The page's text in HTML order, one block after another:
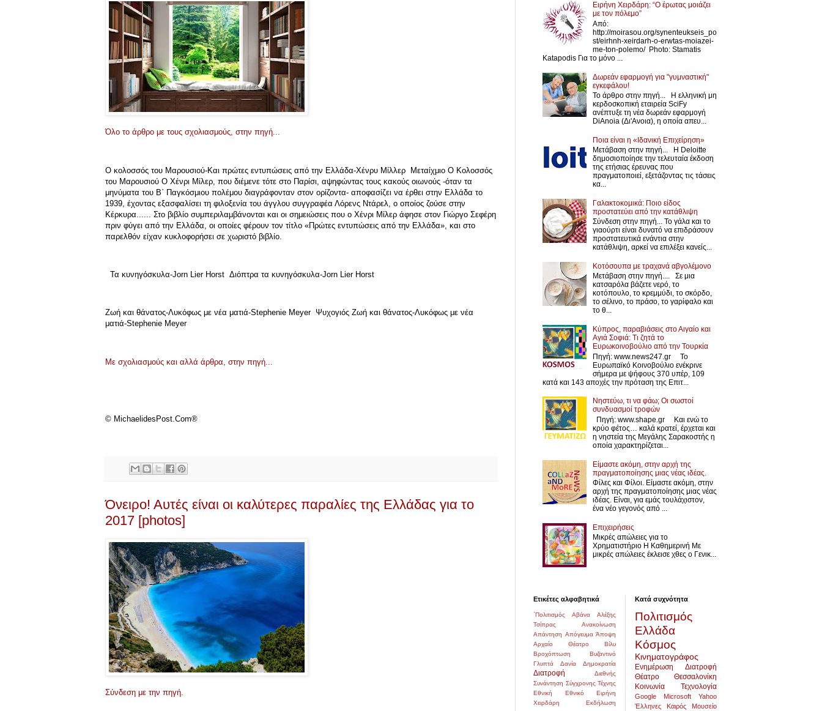
Όλο το άρθρο με τους σχολιασμούς, στην πηγή...
Ο κολοσσός του Mαρουσιού-Και πρώτες εντυπώσεις από την Ελλάδα-Χένρυ Μίλλερ Μεταίχμιο Ο Κολοσσός
του Μαρουσιού Ο Χένρι Μίλερ, που διέμενε τότε στο Παρίσι, αψηφώντας τους κακούς οιωνούς -όταν τα
μηνύματα του Β΄ Παγκόσμιου πολέμου διαγράφονταν στον ορίζοντα- αποφασίζει να έρθει στην Ελλάδα το
1939, έχοντας εξασφαλίσει τη φιλοξενία του άγγλου συγγραφέα Λόρενς Ντάρελ, ο οποίος ζούσε στην
Κέρκυρα...... Στο βιβλίο συμπεριλαμβάνονται και οι σημειώσεις που ο Χένρι Μίλερ άφησε στον Γιώργο Σεφέρη
πριν φύγει από την Ελλάδα, οι οποίες φέρουν τον τίτλο «Πρώτες εντυπώσεις από την Ελλάδα», και στο
παρελθόν είχαν κυκλοφορήσει σε χωριστό βιβλίο.
Τα κυνηγόσκυλα-Jorn Lier Horst Διόπτρα τα κυνηγόσκυλα-Jorn Lier Horst
Ζωή και θάνατος-Λυκόφως με νέα ματιά-Stephenie Meyer Ψυχογιός Ζωή και θάνατος-Λυκόφως με νέα
ματιά-Stephenie Meyer
Με σχολιασμούς και αλλά άρθρα, στην πηγή...
© MichaelidesPost.Com®
Όνειρο! Αυτές είναι οι καλύτερες παραλίες της Ελλάδας για το
2017 [photos]
Σύνδεση με την πηγή.
Ειρήνη Χειρδάρη: “Ο έρωτας μοιάζει
με τον πόλεμο”
Από:
http://moirasou.org/synenteukseis_po
st/eirhnh-xeirdarh-o-erwtas-moiazei-
me-ton-polemo/ Photo: Stamatis
Katapodis Για το μόνο ...
Δωρεάν εφαρμογή για "γυμναστική"
εγκεφάλου!
Το άρθρο στην πηγή... Η ελληνική μη
κερδοσκοπική εταιρεία SciFy
ανέπτυξε τη νέα δωρεάν εφαρμογή
DiAnoia (Δι'Ανοια), η οποία απευ...
Ποια είναι η «Ιδανική Επιχείρηση»
Μετάβαση στην πηγή... Η Deloitte
δημοσιοποίησε την τελευταία έκδοση
της ετήσιας έρευνας που
πραγματοποιεί, εξετάζοντας τις τάσεις
κα...
Γαλακτοκομικά: Ποιο είδος
προστατεύει από την κατάθλιψη
Σύνδεση στην πηγή... Το γάλα και το
γιαούρτι είναι δυνατό να επιδράσουν
προστατευτικά ενάντια στην
κατάθλιψη, αρκεί να επιλέξει κανείς...
Κοτόσουπα με τραχανά αβγολέμονο
Μετάβαση στην πηγή.... Σε μια
κατσαρόλα βάζετε νερό, το
κοτόπουλο, το κρεμμύδι, το σκόρδο,
το σέλινο, το πράσο, το γαρίφαλο και
το θ...
Κύπρος, παραβιάσεις στο Αιγαίο και
Αγιά Σοφιά: Τι ζητά το
Ευρωκοινοβούλιο από την Τουρκία
Πηγή: www.news247.gr Το
Ευρωπαϊκό Κοινοβούλιο ενέκρινε
σήμερα με ψήφους 370 υπέρ, 109
κατά και 143 αποχές την πρόταση της Επιτ...
Νηστεύω, τι να φάω; Οι σωστοί
συνδυασμοί τροφών
Πηγή: www.shape.gr Και ενώ το
κρύο φέτος… καλά κρατεί, έρχεται και
η νηστεία της Μεγάλης Σαρακοστής η
οποία χαρακτηρίζεται...
Είμαστε ακόμη, στην αρχή της
πραγματοποίησης μιας νέας ιδέας.
Φίλες και Φίλοι. Είμαστε ακόμη, στην
αρχή της πραγματοποίησης μιας νέας
ιδέας. Είναι, για εμάς τουλάχιστον,
ένα νέο γεγονός από ...
Επιχειρήσεις
Μικρές απώλειες για το
Χρηματιστήριο Η Καθημερινή Με
μικρές απώλειες έκλεισε χθες ο Γενικ...
Ετικέτες αλφαβητικά
΄Πολιτισμός Αβάνα
Αλέξης
Τσίπρας
Ανακοίνωση
Απάντηση Απόγευμα Άποψη
Αρχαίο Θέατρο
Βίλυ
Βροχόπτωση
Βυζαντινό
Γλυπτά
Δανία Δημοκρατία
Διατροφή
Διεθνής
Συνάντηση Σύγχρονης Τέχνης
Εθνική
Εθνικό
Ειρήνη
Χειρδάρη
Εκδήλωση
Κατά συχνότητα
Πολιτισμός
Ελλάδα
Κόσμος
Κινηματογράφος
Ενημέρωση
Διατροφή
Θέατρο
Θεσσαλονίκη
Κοινωνία
Τεχνολογία
Google Microsoft
Yahoo
Έλληνες
Καιρός
Μουσείο